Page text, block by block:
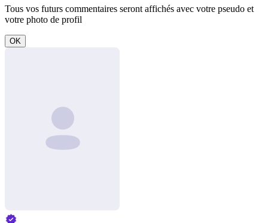
Tous vos futurs commentaires seront affichés avec votre pseudo et
votre photo de profil
OK